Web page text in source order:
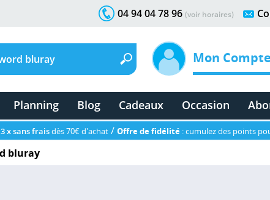
04 94 04 78 96 (voir horaires)
Mon Compte
Planning Blog Cadeaux Occasion
x sans fraisdès 70€ d'achat / Offre de fidélité : cumulez des points
bluray